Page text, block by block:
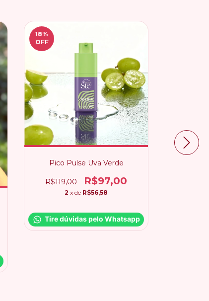
18%
OFF
Pico Pulse Uva Verde
R$119,00 R$97,00
2 x de R$56,58
Tire dúvidas pelo Whatsapp